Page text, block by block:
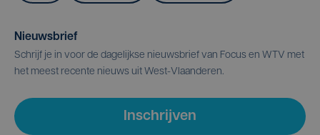
Nieuwsbrief
Schrijf je in voor de dagelijkse nieuwsbrief van Focus en WTV met
het meest recente nieuws uit West-Vlaanderen.
Inschrijven